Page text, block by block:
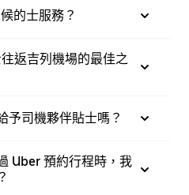
的士服務？
返吉列機場的最佳之
予司機夥伴貼士嗎？
Uber 預約行程時，我